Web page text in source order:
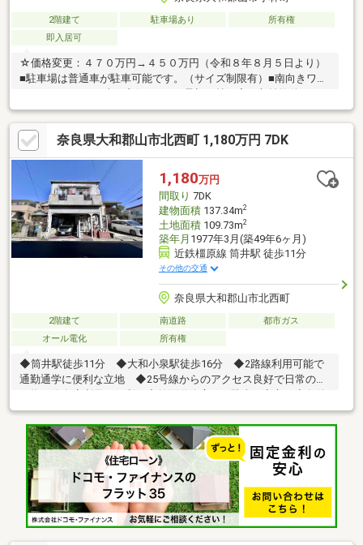
2階建て 駐車場あり
所有権
即入居可
☆価格変更：４７０万円→４５０万円（令和８年８月５日より）
■駐車場は普通車が駐車可能です。（サイズ制限有）■南向きワイ
適しています。■空き家につき即入居可能です。■盆休み期間も休
まず営業致します！■内覧希望のお客様はお気軽に内覧予約をお
願いします。（お問合せは）富士ホームサービス株式会社 郡山
支店大和郡山市筒井町５７１－８０７４３－５９－６６７７ 担
当：和田（ワダ）
奈良県大和郡山市北西町 1,180万円 7DK
1,180万円
間取り 7DK
建物面積137.34m2
土地面積109.73m2
築年月 1977年3月(築49年6ヶ月)
近鉄橿原線 筒井駅 徒歩11分
その他の交通
奈良県大和郡山市北西町
2階建て 南道路
都市ガス
オール電化
所有権
◆筒井駅徒歩11分 ◆大和小泉駅徒歩16分 ◆2路線利用可能で
通勤通学に便利な立地 ◆25号線からのアクセス良好で日常の買
によっては再建築可能